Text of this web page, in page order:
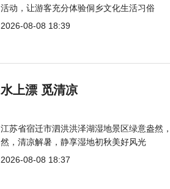
活动，让游客充分体验侗乡文化生活习俗
2026-08-08 18:39
水上漂 觅清凉
江苏省宿迁市泗洪洪泽湖湿地景区绿意盎然
然，清凉解暑，静享湿地初秋美好风光
2026-08-08 18:37